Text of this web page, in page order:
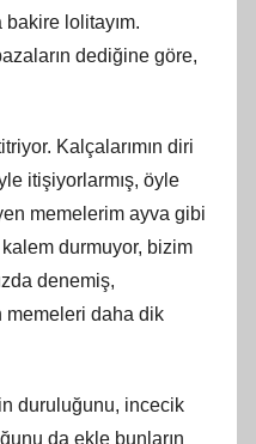
lolitayım.
dediğine göre,
Kalçalarımın diri
itişiyorlarmış, öyle
memelerim ayva gibi
durmuyor, bizim
denemiş,
memeleri daha dik
duruluğunu, incecik
da ekle bunların